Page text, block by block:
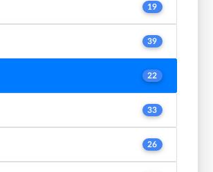
19
39
22
33
26